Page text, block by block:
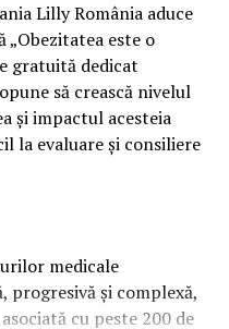
Lilly România aduce
„Obezitatea este o
gratuită dedicat
să crească nivelul
și impactul acesteia
la evaluare și consiliere
medicale
progresivă și complexă,
cu peste 200 de